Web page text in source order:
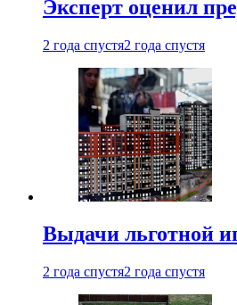
Эксперт оценил
2 года спустя2 года спустя
Выдачи льготной
2 года спустя2 года спустя